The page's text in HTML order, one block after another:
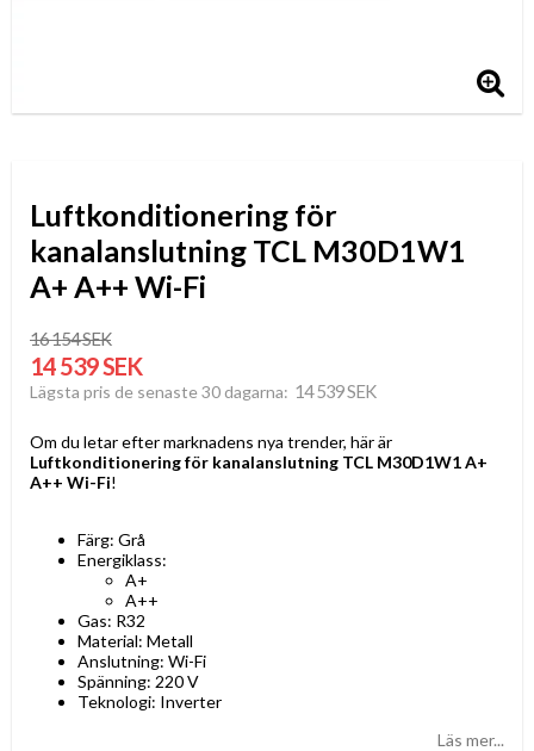
Luftkonditionering för
kanalanslutning TCL M30D1W1
A+ A++ Wi-Fi
16 154 SEK
14 539 SEK
Lägsta pris de senaste 30 dagarna 14 539 SEK
Om du letar efter marknadens nya trender, här är
Luftkonditionering för kanalanslutning TCL M30D1W1 A+
A++ Wi-Fi!
Färg: Grå
Energiklass:
A+
A++
Gas: R32
Material: Metall
Anslutning: Wi-Fi
Spänning: 220 V
Teknologi: Inverter
Läs mer...